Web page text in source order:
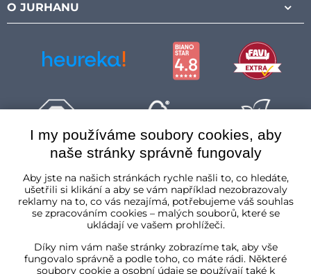
O JURHANU
I my používáme soubory cookies, aby
naše stránky správně fungovaly
Aby jste na našich stránkách rychle našli to, co hledáte,
ušetřili si klikání a aby se vám například nezobrazovaly
reklamy na to, co vás nezajímá, potřebujeme váš souhlas
se zpracováním cookies – malých souborů, které se
ukládají ve vašem prohlížeči.
Díky nim vám naše stránky zobrazíme tak, aby vše
fungovalo správně a podle toho, co máte rádi. Některé
soubory cookie a osobní údaje se používají také k